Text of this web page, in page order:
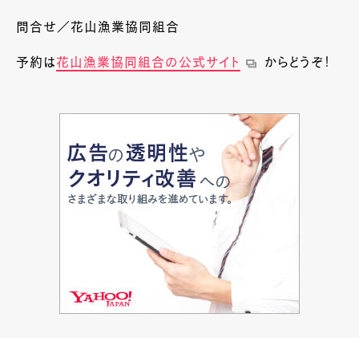
問合せ／花山漁業協同組合
予約は花山漁業協同組合の公式サイト からどうぞ！